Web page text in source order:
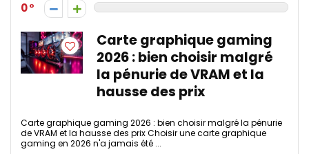
0
Carte graphique gaming
2026 : bien choisir malgré
la pénurie de VRAM et la
hausse des prix
Carte graphique gaming 2026 : bien choisir malgré la pénurie
de VRAM et la hausse des prix Choisir une carte graphique
gaming en 2026 n'a jamais été ...